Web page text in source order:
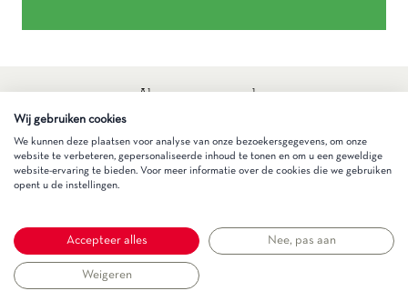
Gezinnig
Algemene voorwaarden
Cookieverklaring
Wij gebruiken cookies
We kunnen deze plaatsen voor analyse van onze bezoekersgegevens, om onze
website te verbeteren, gepersonaliseerde inhoud te tonen en om u een geweldige
website-ervaring te bieden. Voor meer informatie over de cookies die we gebruiken
opent u de instellingen.
Accepteer alles Nee, pas aan
Weigeren